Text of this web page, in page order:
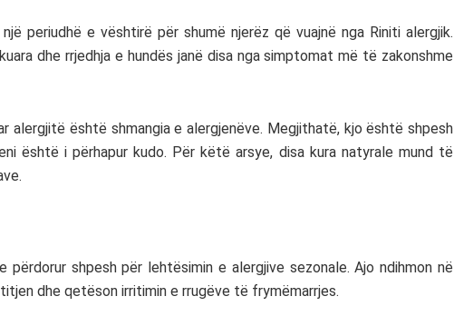
periudhë e vështirë për shumë njerëz që vuajnë nga Riniti alergjik.
dhe rrjedhja e hundës janë disa nga simptomat më të zakonshme
alergjitë është shmangia e alergjenëve. Megjithatë, kjo është shpesh
është i përhapur kudo. Për këtë arsye, disa kura natyrale mund të
përdorur shpesh për lehtësimin e alergjive sezonale. Ajo ndihmon në
dhe qetëson irritimin e rrugëve të frymëmarrjes.